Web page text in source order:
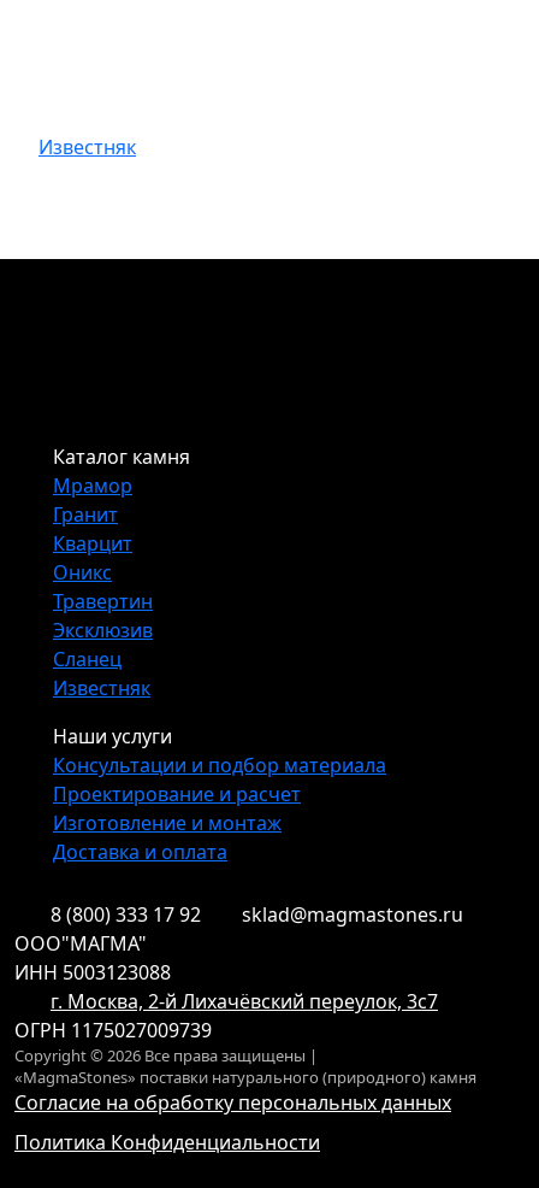
Известняк
Каталог камня
Мрамор
Гранит
Кварцит
Оникс
Травертин
Эксклюзив
Сланец
Известняк
Наши услуги
Консультации и подбор материала
Проектирование и расчет
Изготовление и монтаж
Доставка и оплата
8 (800) 333 17 92
sklad@magmastones.ru
ООО"МАГМА"
ИНН 5003123088
г. Москва, 2-й Лихачёвский переулок, 3с7
ОГРН 1175027009739
Copyright © 2026 Все права защищены |
«MagmaStones» поставки натурального (природного) камня
Согласие на обработку персональных данных
Политика Конфиденциальности